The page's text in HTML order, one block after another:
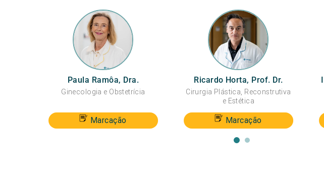
Paula Ramôa, Dra.
Ginecologia e Obstetrícia
Marcação
Ricardo Horta, Prof. Dr.
Cirurgia Plástica, Reconstrutiva
e Estética
Marcação